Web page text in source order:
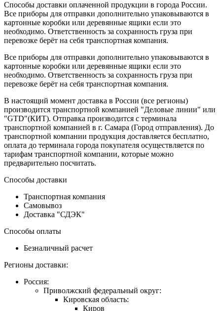
Способы доставки оплаченной продукции в города России.
Все приборы для отправки дополнительно упаковываются в
картонные коробки или деревянные ящики если это
необходимо. Ответственность за сохранность груза при
перевозке берёт на себя транспортная компания.
Все приборы для отправки дополнительно упаковываются в
картонные коробки или деревянные ящики если это
необходимо. Ответственность за сохранность груза при
перевозке берёт на себя транспортная компания.
В настоящий момент доставка в России (все регионы)
производится транспортной компанией "Деловые линии" или
"GTD"(КИТ). Отправка производится с терминала
транспортной компанией в г. Самара (Город отправления). До
транспортной компании продукция доставляется бесплатно,
оплата до терминала города покупателя осуществляется по
тарифам транспортной компании, которые можно
предварительно посчитать.
Способы доставки
Транспортная компания
Самовывоз
Доставка "СДЭК"
Способы оплаты
Безналичный расчет
Регионы доставки:
Россия:
Приволжский федеральный округ:
Кировская область:
Киров